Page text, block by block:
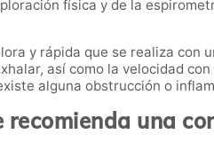
física y de la
y rápida que se realiza con
así como la velocidad
alguna obstrucción o
recomienda una